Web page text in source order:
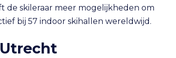
de skileraar meer mogelijkheden om
bij 57 indoor skihallen wereldwijd.